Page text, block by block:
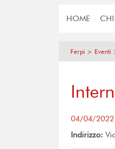
HOME
Ferpi > Eventi
04/04/2022
Indirizzo: